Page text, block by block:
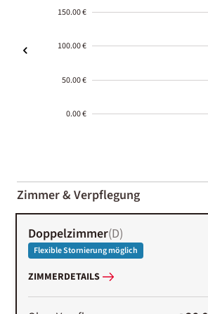
150.00 €
100.00 €
50.00 €
0.00 €
01-02
Zimmer & Verpflegung
Doppelzimmer(D)
Flexible Stornierung möglich
ZIMMERDETAILS